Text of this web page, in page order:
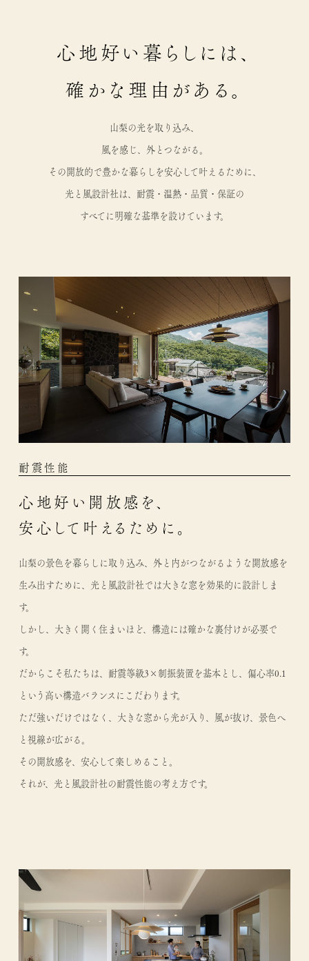
心地好い暮らしには、
確かな理由がある。
山梨の光を取り込み、
風を感じ、外とつながる。
その開放的で豊かな暮らしを安心して叶えるために、
光と風設計社は、耐震・温熱・品質・保証の
すべてに明確な基準を設けています。
耐震性能
心地好い開放感を、
安心して叶えるために。
山梨の景色を暮らしに取り込み、外と内がつながるような開放感を
生み出すために、光と風設計社では大きな窓を効果的に設計しま
す。
しかし、大きく開く住まいほど、構造には確かな裏付けが必要で
す。
だからこそ私たちは、耐震等級3×制振装置を基本とし、偏心率0.1
という高い構造バランスにこだわります。
ただ強いだけではなく、大きな窓から光が入り、風が抜け、景色へ
と視線が広がる。
その開放感を、安心して楽しめること。
それが、光と風設計社の耐震性能の考え方です。